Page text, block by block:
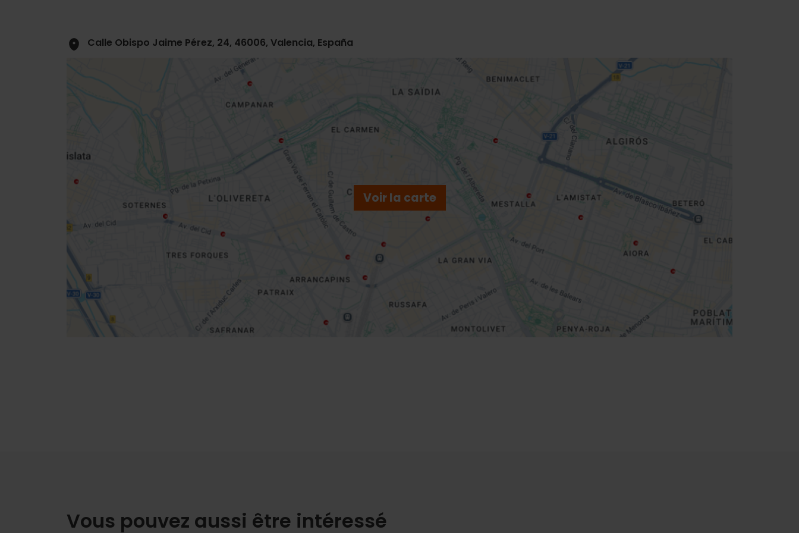
Calle Obispo Jaime Pérez, 24, 46006, Valencia, España
Voir la carte
Directions
sidebar
Vous pouvez aussi être intéressé